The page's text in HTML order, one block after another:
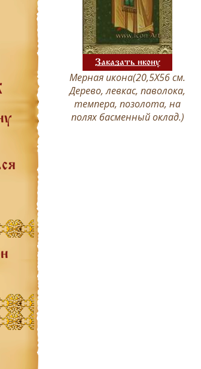
Заказать икону
Мерная икона(20,5Х56 см.
Дерево, левкас, паволока,
темпера, позолота, на
полях басменный оклад.)